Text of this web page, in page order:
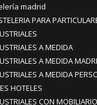
madrid
PARA
A MEDIDA
A MEDIDA
A MEDIDA
HOTELES
CON